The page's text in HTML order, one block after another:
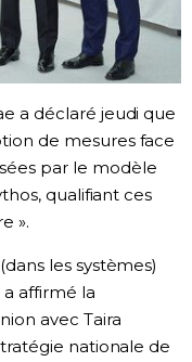
a déclaré jeudi que
de mesures face
par le modèle
qualifiant ces
».
les systèmes)
affirmé la
avec Taira
nationale de